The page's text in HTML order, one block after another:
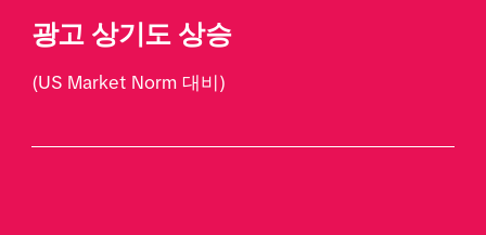
광고 상기도 상승
(US Market Norm 대비)